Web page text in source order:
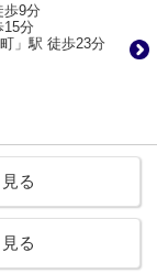
歩9分
15分
」駅 徒歩23分
る
る